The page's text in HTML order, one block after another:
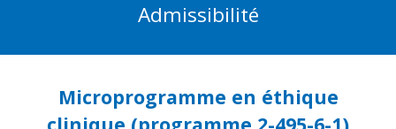
Admissibilité
Microprogramme en éthique